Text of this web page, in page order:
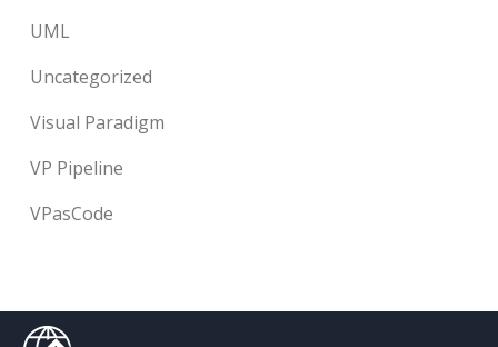
UML
Uncategorized
Visual Paradigm
VP Pipeline
VPasCode